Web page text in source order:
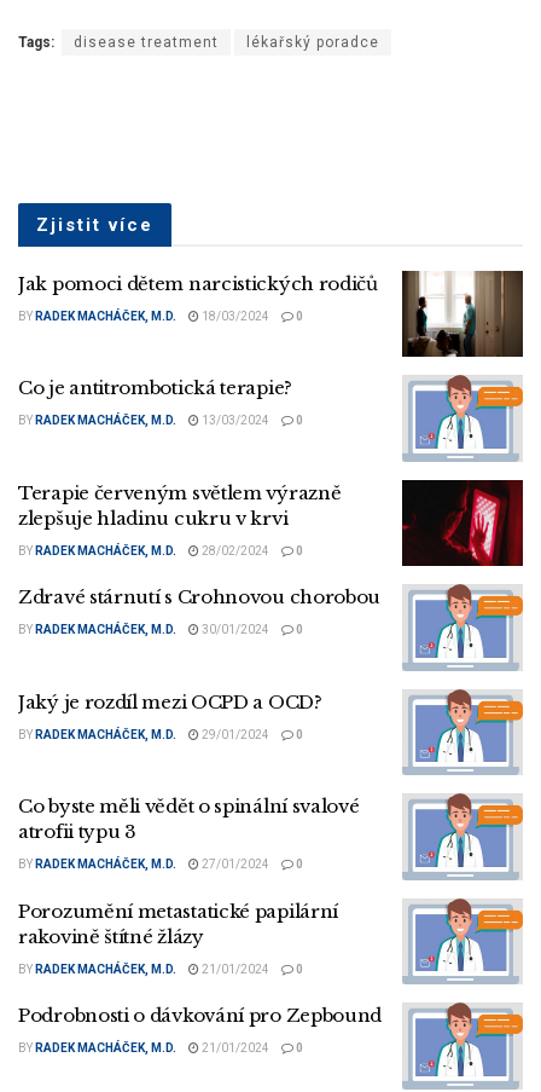
Tags: disease treatment lékařský poradce
Zjistit více
Jak pomoci dětem narcistických rodičů
BY RADEK MACHÁČEK, M.D. 18/03/2024 0
Co je antitrombotická terapie?
BY RADEK MACHÁČEK, M.D. 13/03/2024 0
Terapie červeným světlem výrazně
zlepšuje hladinu cukru v krvi
BY RADEK MACHÁČEK, M.D. 28/02/2024 0
Zdravé stárnutí s Crohnovou chorobou
BY RADEK MACHÁČEK, M.D. 30/01/2024 0
Jaký je rozdíl mezi OCPD a OCD?
BY RADEK MACHÁČEK, M.D. 29/01/2024 0
Co byste měli vědět o spinální svalové
atrofii typu 3
BY RADEK MACHÁČEK, M.D. 27/01/2024 0
Porozumění metastatické papilární
rakovině štítné žlázy
BY RADEK MACHÁČEK, M.D. 21/01/2024 0
Podrobnosti o dávkování pro Zepbound
BY RADEK MACHÁČEK, M.D. 21/01/2024 0